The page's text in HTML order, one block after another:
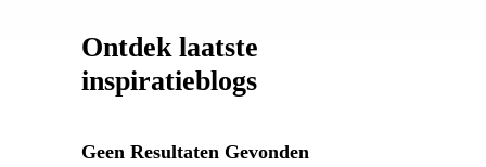
Ontdek laatste
inspiratieblogs
Geen Resultaten Gevonden